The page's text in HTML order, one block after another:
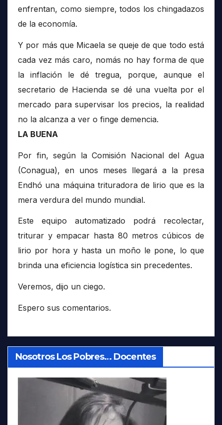
enfrentan, como siempre, todos los chingadazos
de la economía.
Y por más que Micaela se queje de que todo está
cada vez más caro, nomás no hay forma de que
la inflación le dé tregua, porque, aunque el
secretario de Hacienda se dé una vuelta por el
mercado para supervisar los precios, la realidad
no la alcanza a ver o finge demencia.
LA BUENA
Por fin, según la Comisión Nacional del Agua
(Conagua), en unos meses llegará a la presa
Endhó una máquina trituradora de lirio que es la
mera verdura del mundo mundial.
Este equipo automatizado podrá recolectar,
triturar y empacar hasta 80 metros cúbicos de
lirio por hora y hasta un moño le pone, lo que
brinda una eficiencia logística sin precedentes.
Veremos, dijo un ciego.
Espero sus comentarios.
Nosotros Los Pobres… Docentes